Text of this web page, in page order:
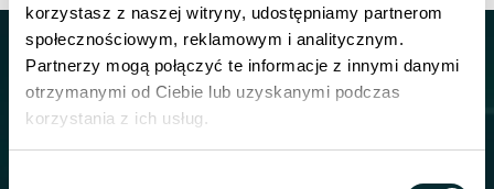
korzystasz z naszej witryny, udostępniamy partnerom
społecznościowym, reklamowym i analitycznym.
Partnerzy mogą połączyć te informacje z innymi danymi
otrzymanymi od Ciebie lub uzyskanymi podczas
korzystania z ich usług.
Kontakt
tel:+48 600-100-177